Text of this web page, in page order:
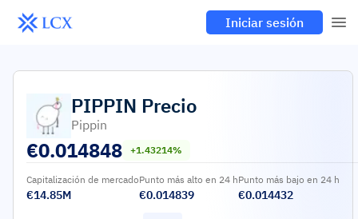
Iniciar sesión
PIPPIN Precio
Pippin
€0.014848 +1.43214%
Capitalización de mercado
€14.85M
Punto más alto en 24 h
€0.014839
Punto más bajo en 24 h
€0.014432